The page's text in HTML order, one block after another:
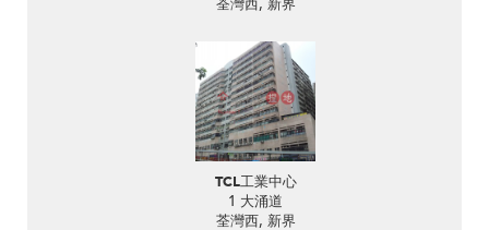
荃灣西, 新界
TCL工業中心
1 大涌道
荃灣西, 新界